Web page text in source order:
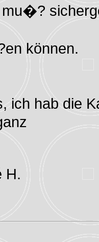
können.
ich hab die
H.